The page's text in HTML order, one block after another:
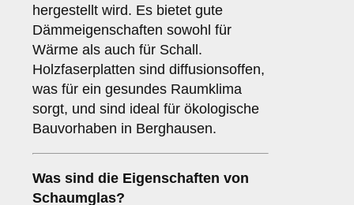
hergestellt wird. Es bietet gute
Dämmeigenschaften sowohl für
Wärme als auch für Schall.
Holzfaserplatten sind diffusionsoffen,
was für ein gesundes Raumklima
sorgt, und sind ideal für ökologische
Bauvorhaben in Berghausen.
Was sind die Eigenschaften von
Schaumglas?